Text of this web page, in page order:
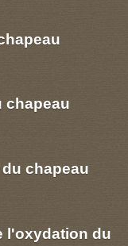
chapeau
chapeau
l'oxydation du